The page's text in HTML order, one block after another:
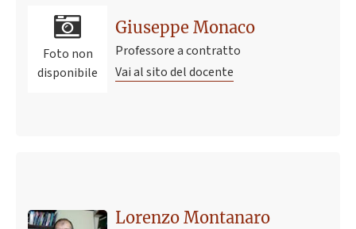
Foto non
disponibile
Giuseppe Monaco
Professore a contratto
Vai al sito del docente
Lorenzo Montanaro